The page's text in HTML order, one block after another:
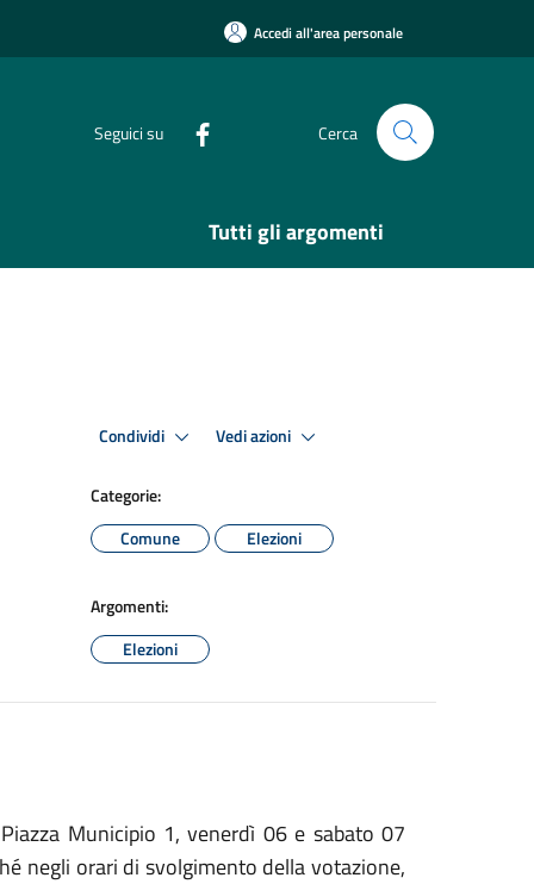
Accedi all'area personale
Seguici su Cerca
Tutti gli argomenti
Condividi Vedi azioni
Categorie:
Comune
Elezioni
Argomenti:
Elezioni
Municipio 1, venerdì 06 e sabato 07
negli orari di svolgimento della votazione,